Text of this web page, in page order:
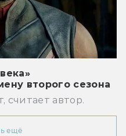
второго сезона
считает автор.
ещё